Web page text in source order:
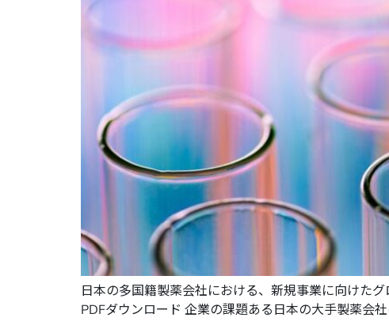
日本の多国籍製薬会社における、新規事業に向けた
PDFダウンロード 企業の課題ある日本の大手製薬会